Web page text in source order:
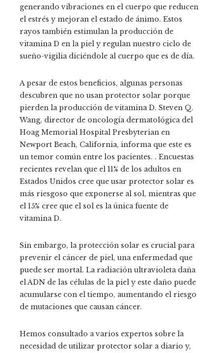
generando vibraciones en el cuerpo que reducen
el estrés y mejoran el estado de ánimo. Estos
rayos también estimulan la producción de
vitamina D en la piel y regulan nuestro ciclo de
sueño-vigilia diciéndole al cuerpo que es de día.
A pesar de estos beneficios, algunas personas
descubren que no usan protector solar porque
pierden la producción de vitamina D. Steven Q.
Wang, director de oncología dermatológica del
Hoag Memorial Hospital Presbyterian en
Newport Beach, California, informa que este es
un temor común entre los pacientes. . Encuestas
recientes revelan que el 11% de los adultos en
Estados Unidos cree que usar protector solar es
más riesgoso que exponerse al sol, mientras que
el 15% cree que el sol es la única fuente de
vitamina D.
Sin embargo, la protección solar es crucial para
prevenir el cáncer de piel, una enfermedad que
puede ser mortal. La radiación ultravioleta daña
el ADN de las células de la piel y este daño puede
acumularse con el tiempo, aumentando el riesgo
de mutaciones que causan cáncer.
Hemos consultado a varios expertos sobre la
necesidad de utilizar protector solar a diario y,